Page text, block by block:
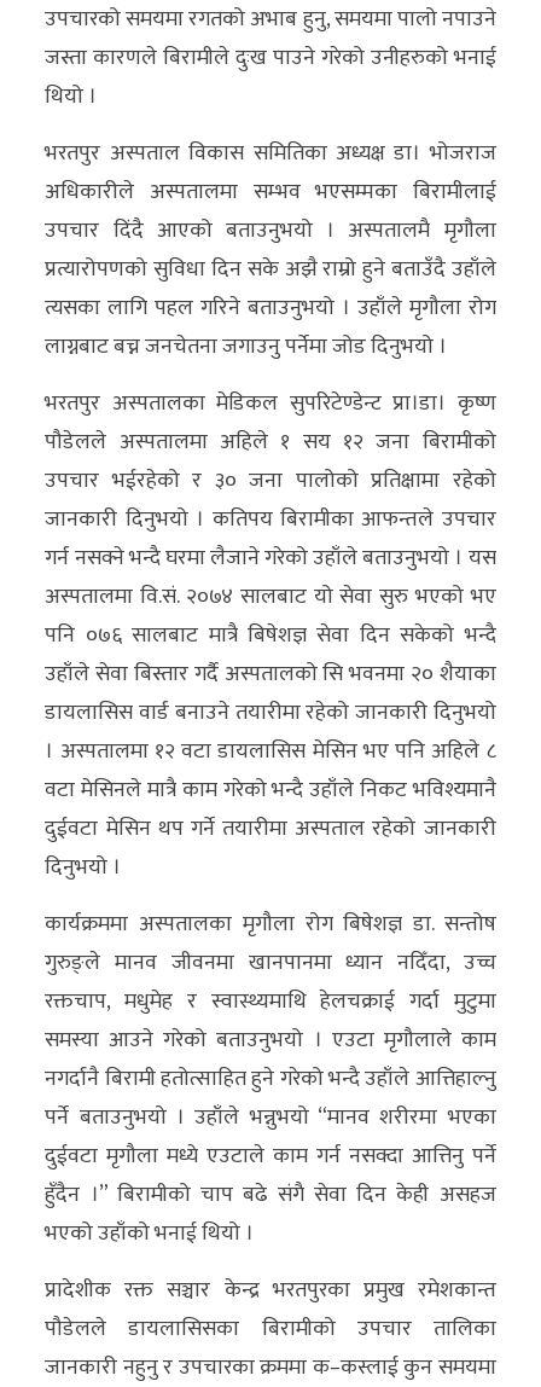
उपचारको समयमा रगतको अभाब हुनु, समयमा पालो नपाउने
जस्ता कारणले बिरामीले दुःख पाउने गरेको उनीहरुको भनाई
थियो ।
भरतपुर अस्पताल विकास समितिका अध्यक्ष डा। भोजराज
अधिकारीले अस्पतालमा सम्भव भएसम्मका बिरामीलाई
उपचार दिंदै आएको बताउनुभयो । अस्पतालमै मृगौला
प्रत्यारोपणको सुविधा दिन सके अझै राम्रो हुने बताउँदै उहाँले
त्यसका लागि पहल गरिने बताउनुभयो । उहाँले मृगौला रोग
लाग्नबाट बच्न जनचेतना जगाउनु पर्नेमा जोड दिनुभयो ।
भरतपुर अस्पतालका मेडिकल सुपरिटेण्डेन्ट प्रा।डा। कृष्ण
पौडेलले अस्पतालमा अहिले १ सय १२ जना बिरामीको
उपचार भईरहेको र ३० जना पालोको प्रतिक्षामा रहेको
जानकारी दिनुभयो । कतिपय बिरामीका आफन्तले उपचार
गर्न नसक्ने भन्दै घरमा लैजाने गरेको उहाँले बताउनुभयो । यस
अस्पतालमा वि.सं. २०७४ सालबाट यो सेवा सुरु भएको भए
पनि ०७६ सालबाट मात्रै बिषेशज्ञ सेवा दिन सकेको भन्दै
उहाँले सेवा बिस्तार गर्दै अस्पतालको सि भवनमा २० शैयाका
डायलासिस वार्ड बनाउने तयारीमा रहेको जानकारी दिनुभयो
। अस्पतालमा १२ वटा डायलासिस मेसिन भए पनि अहिले ८
वटा मेसिनले मात्रै काम गरेको भन्दै उहाँले निकट भविश्यमानै
दुईवटा मेसिन थप गर्ने तयारीमा अस्पताल रहेको जानकारी
दिनुभयो ।
कार्यक्रममा अस्पतालका मृगौला रोग बिषेशज्ञ डा. सन्तोष
गुरुङ्ले मानव जीवनमा खानपानमा ध्यान नदिँदा, उच्च
रक्तचाप, मधुमेह र स्वास्थ्यमाथि हेलचक्राई गर्दा मुटुमा
समस्या आउने गरेको बताउनुभयो । एउटा मृगौलाले काम
नगर्दानै बिरामी हतोत्साहित हुने गरेको भन्दै उहाँले आत्तिहाल्नु
पर्ने बताउनुभयो । उहाँले भन्नुभयो “मानव शरीरमा भएका
दुईवटा मृगौला मध्ये एउटाले काम गर्न नसक्दा आत्तिनु पर्ने
हुँदैन ।” बिरामीको चाप बढे संगै सेवा दिन केही असहज
भएको उहाँको भनाई थियो ।
प्रादेशीक रक्त सञ्चार केन्द्र भरतपुरका प्रमुख रमेशकान्त
पौडेलले डायलासिसका बिरामीको उपचार तालिका
जानकारी नहुनु र उपचारका क्रममा क–कस्लाई कुन समयमा